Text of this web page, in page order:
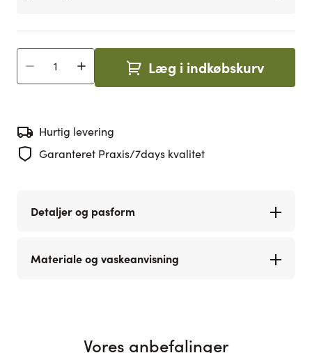
Antal Læg i indkøbskurv
Hurtig levering
Garanteret Praxis/7days kvalitet
Detaljer og pasform
Materiale og vaskeanvisning
Vores anbefalinger